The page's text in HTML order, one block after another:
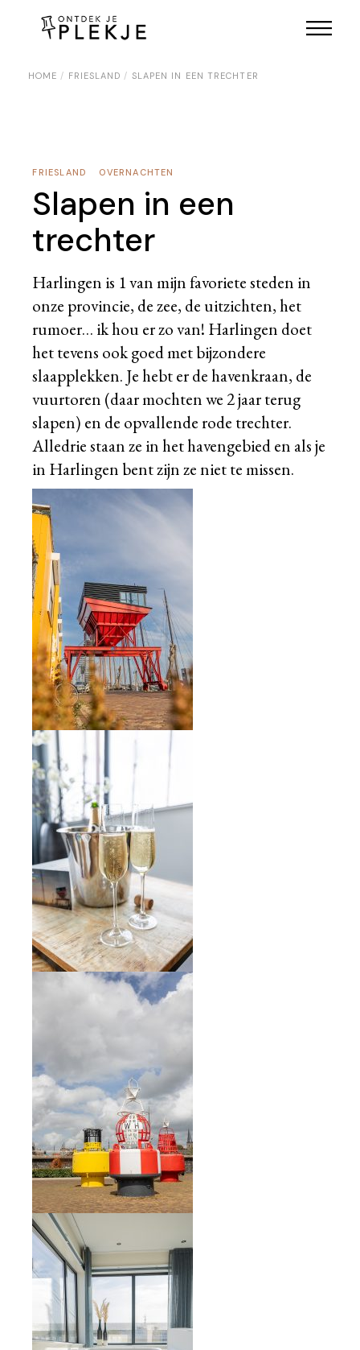
HOME FRIESLAND SLAPEN IN EEN TRECHTER
FRIESLAND OVERNACHTEN
Slapen in een
trechter
Harlingen is 1 van mijn favoriete steden in
onze provincie, de zee, de uitzichten, het
rumoer… ik hou er zo van! Harlingen doet
het tevens ook goed met bijzondere
slaapplekken. Je hebt er de havenkraan, de
vuurtoren (daar mochten we 2 jaar terug
slapen) en de opvallende rode trechter.
Alledrie staan ze in het havengebied en als je
in Harlingen bent zijn ze niet te missen.